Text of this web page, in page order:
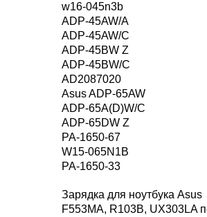
w16-045n3b
ADP-45AW/A
ADP-45AW/C
ADP-45BW Z
ADP-45BW/C
AD2087020
Asus ADP-65AW
ADP-65A(D)W/C
ADP-65DW Z
PA-1650-67
W15-065N1B
PA-1650-33
Зарядка для ноутбука Asus
F553MA, R103B, UX303LA